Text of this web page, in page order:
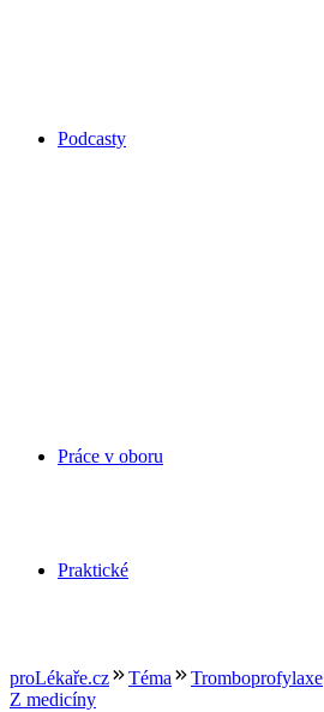
Podcasty
Práce v oboru
Praktické
proLékaře.cz Téma
Tromboprofylaxe
Z medicíny